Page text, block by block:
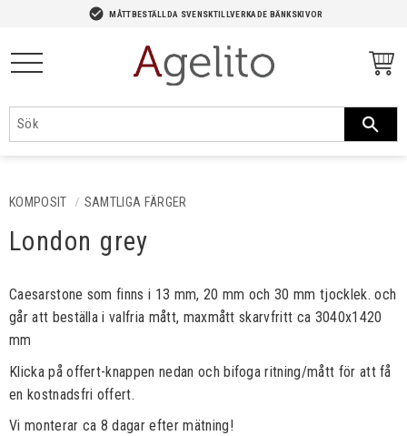
check_circle MÅTTBESTÄLLDA SVENSKTILLVERKADE BÄNKSKIVOR
KOMPOSIT SAMTLIGA FÄRGER
London grey
Caesarstone som finns i 13 mm, 20 mm och 30 mm tjocklek. och
går att beställa i valfria mått, maxmått skarvfritt ca 3040x1420
mm
Klicka på offert-knappen nedan och bifoga ritning/mått för att få
en kostnadsfri offert.
Vi monterar ca 8 dagar efter mätning!